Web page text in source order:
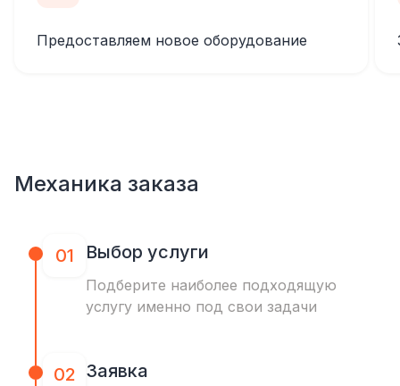
Предоставляем новое оборудование
Механика заказа
01 Выбор услуги
Подберите наиболее подходящую
услугу именно под свои задачи
02 Заявка